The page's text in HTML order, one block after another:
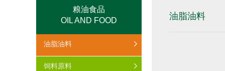
粮油食品
OIL AND FOOD
油脂油料
饲料原料
油脂油料